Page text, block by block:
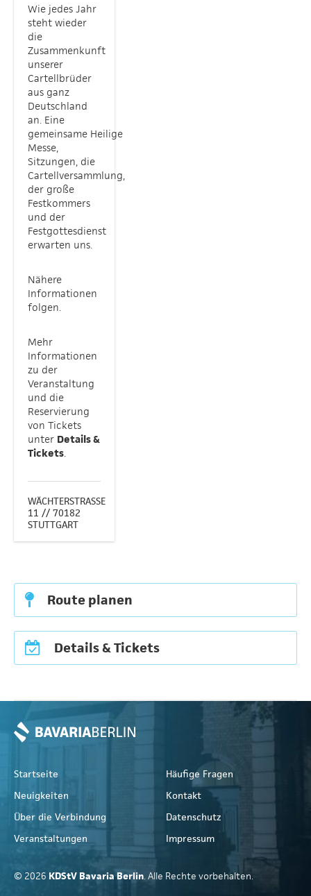
Wie jedes Jahr
steht wieder
die
Zusammenkunft
unserer
Cartellbrüder
aus ganz
Deutschland
an. Eine
gemeinsame Heilige
Messe,
Sitzungen, die
Cartellversammlung,
der große
Festkommers
und der
Festgottesdienst
erwarten uns.
Nähere
Informationen
folgen.
Mehr
Informationen
zu der
Veranstaltung
und die
Reservierung
von Tickets
unter Details &
Tickets.
WÄCHTERSTRASSE 1
1 // 70182
STUTTGART
Route planen
Details & Tickets
Startseite
Neuigkeiten
Über die Verbindung
Veranstaltungen
Häufige Fragen
Kontakt
Datenschutz
Impressum
© 2026 KDStV Bavaria Berlin. Alle Rechte vorbehalten.